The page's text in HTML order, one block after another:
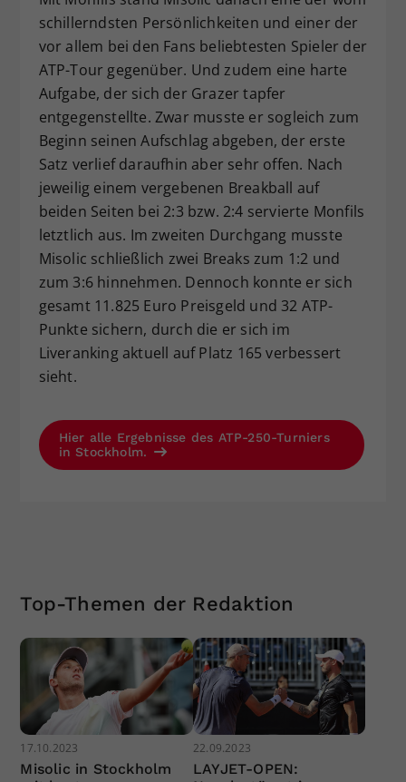
schillerndsten Persönlichkeiten und einer der
vor allem bei den Fans beliebtesten Spieler der
ATP-Tour gegenüber. Und zudem eine harte
Aufgabe, der sich der Grazer tapfer
entgegenstellte. Zwar musste er sogleich zum
Beginn seinen Aufschlag abgeben, der erste
Satz verlief daraufhin aber sehr offen. Nach
jeweilig einem vergebenen Breakball auf
beiden Seiten bei 2:3 bzw. 2:4 servierte Monfils
letztlich aus. Im zweiten Durchgang musste
Misolic schließlich zwei Breaks zum 1:2 und
zum 3:6 hinnehmen. Dennoch konnte er sich
gesamt 11.825 Euro Preisgeld und 32 ATP-
Punkte sichern, durch die er sich im
Liveranking aktuell auf Platz 165 verbessert
sieht.
Hier alle Ergebnisse des ATP-250-Turniers
in Stockholm.
Top-Themen der Redaktion
17.10.2023
Misolic in Stockholm
22.09.2023
LAYJET-OPEN: